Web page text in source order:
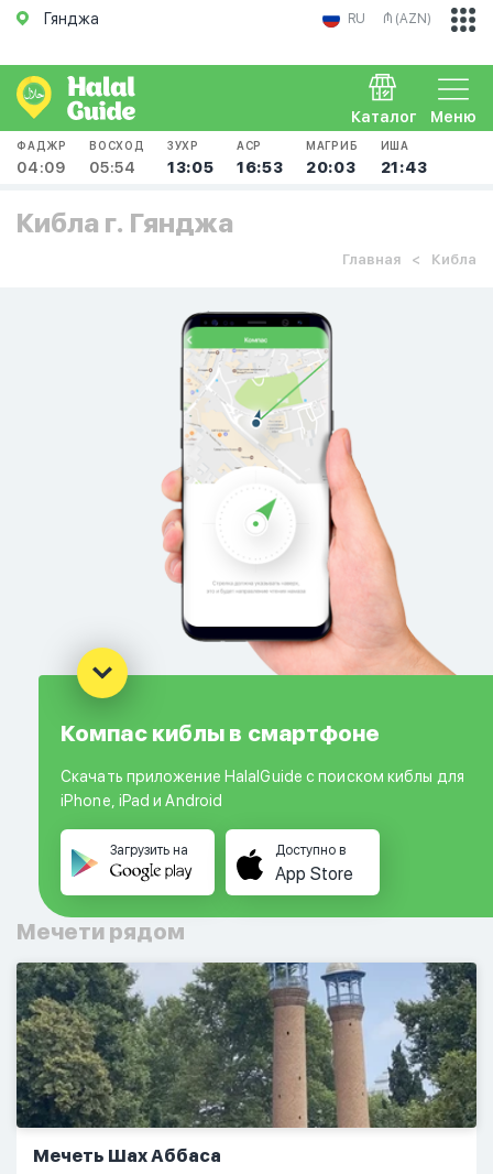
Гянджа RU ₼ (AZN)
Меню
Каталог
ФАДЖР
04:09
ВОСХОД
05:54
ЗУХР
13:05
АСР
16:53
МАГРИБ
20:03
ИША
21:43
Кибла г. Гянджа
Главная Кибла
Компас киблы в смартфоне
Скачать приложение HalalGuide с поиском киблы для
iPhone, iPad и Android
Загрузить на Доступно в
App Store
Мечети рядом
Мечеть Шах Аббаса